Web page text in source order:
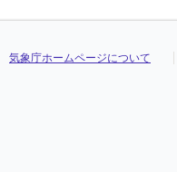
気象庁ホームページについて